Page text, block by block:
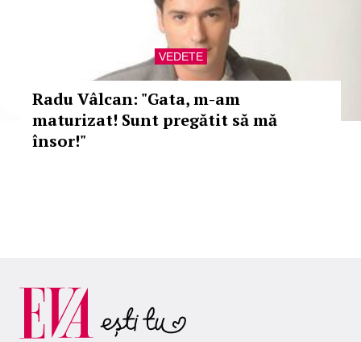
VEDETE
Radu Vâlcan: "Gata, m-am
maturizat! Sunt pregătit să mă
însor!"